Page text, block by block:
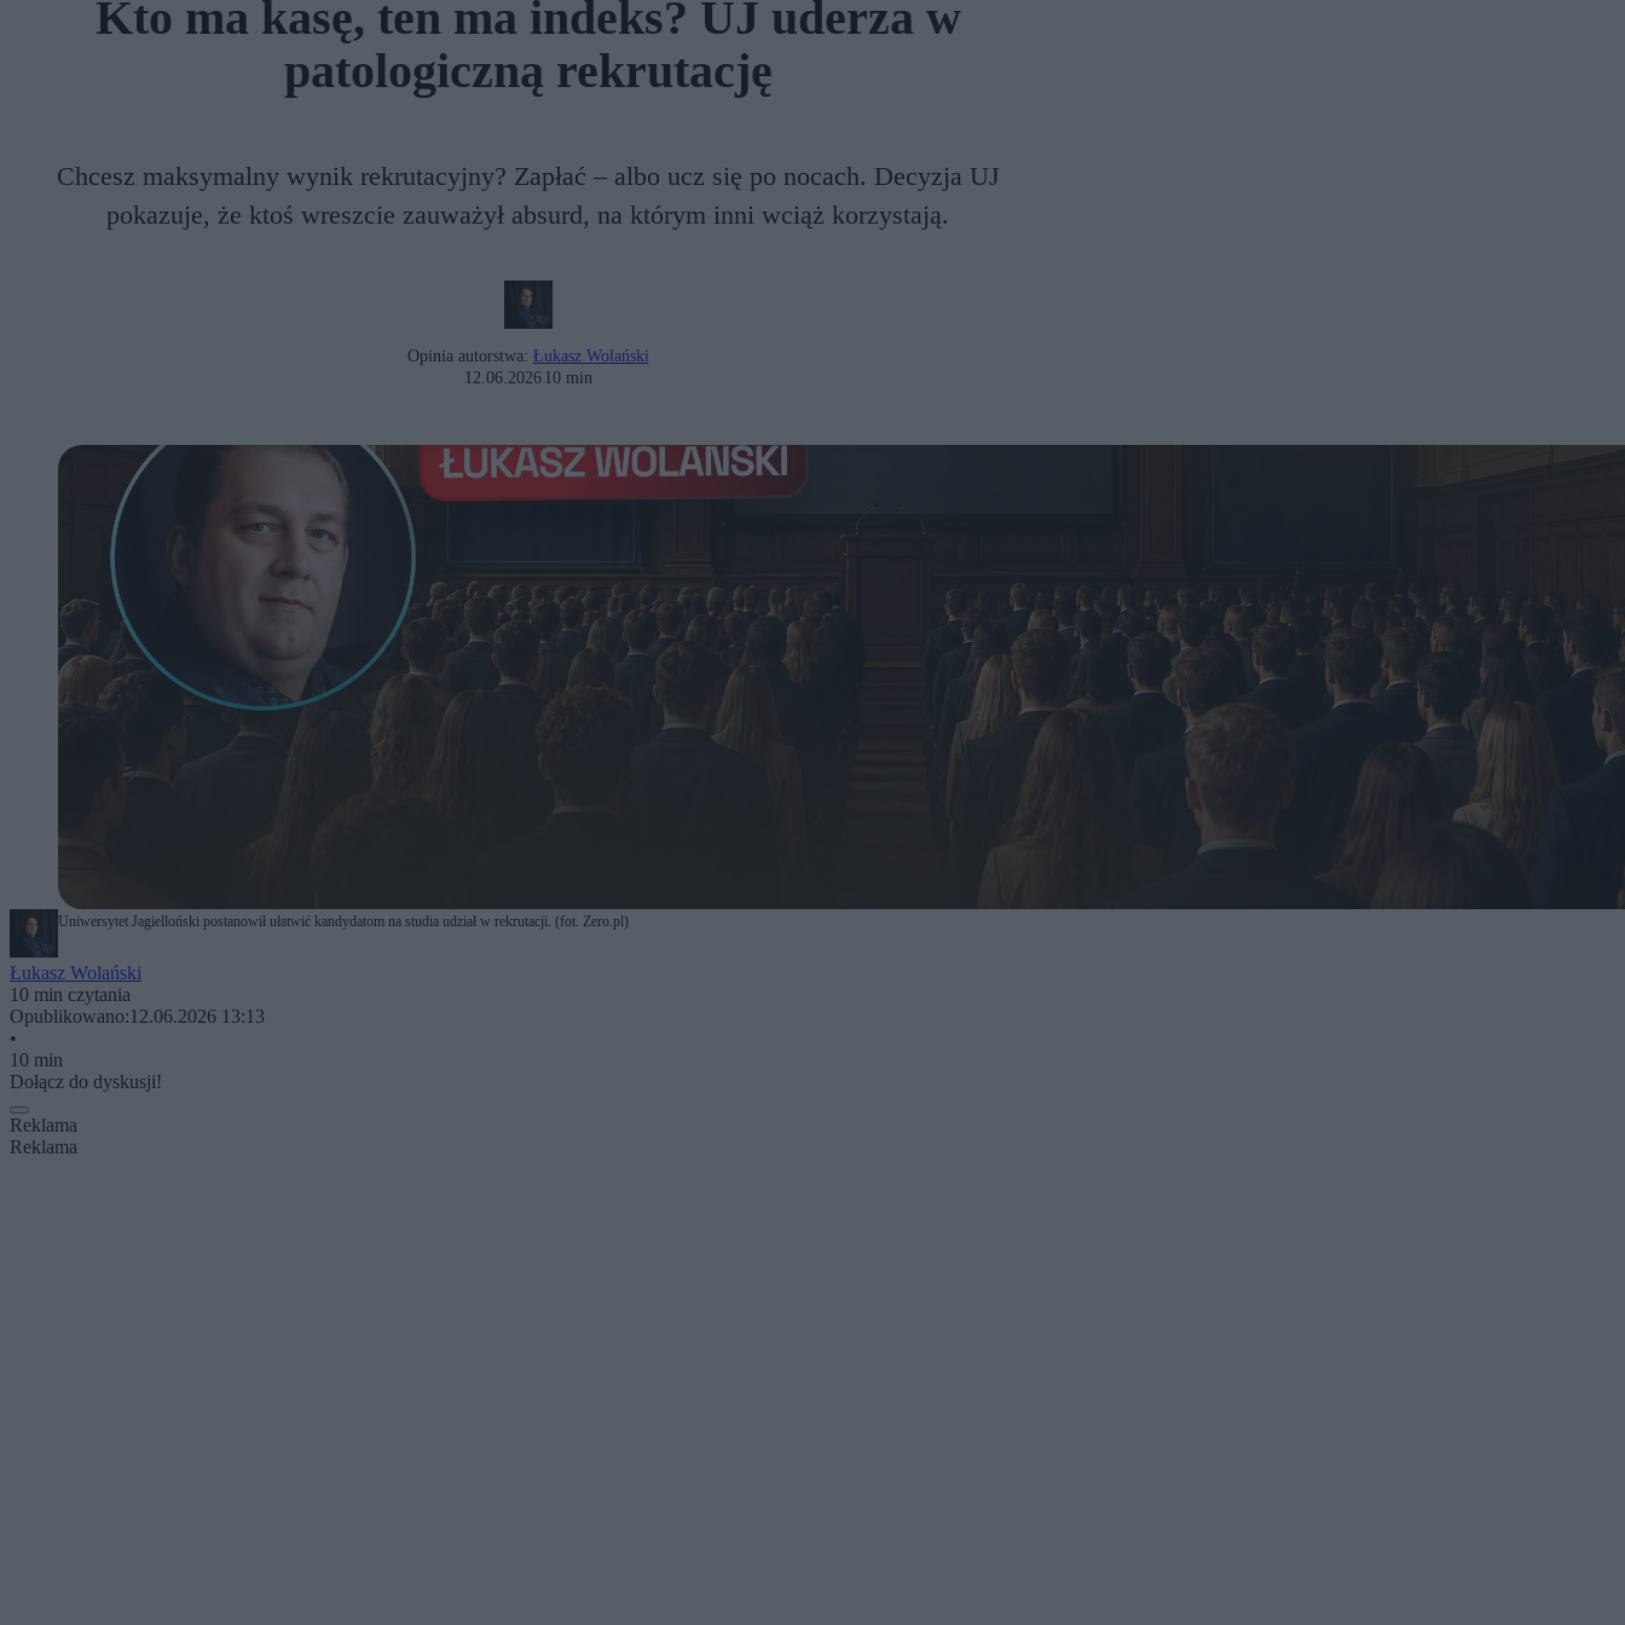
Kto ma kasę, ten ma indeks? UJ uderza w
patologiczną rekrutację
Chcesz maksymalny wynik rekrutacyjny? Zapłać – albo ucz się po nocach. Decyzja UJ
pokazuje, że ktoś wreszcie zauważył absurd, na którym inni wciąż korzystają.
Opinia autorstwa: Łukasz Wolański
12.06.2026 10 min
Uniwersytet Jagielloński postanowił ułatwić kandydatom na studia udział w rekrutacji. (fot. Zero.pl)
Łukasz Wolański
10 min czytania
Opublikowano:12.06.2026 13:13
•
10 min
Dołącz do dyskusji!
Reklama
Reklama